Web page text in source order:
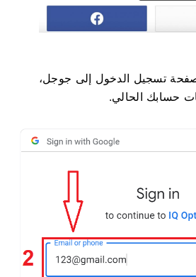
صفحة تسجيل الدخول إلى جوجل،
حسابك الحالي.